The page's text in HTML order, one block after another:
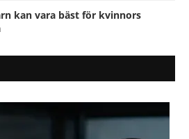
kan vara bäst för kvinnors